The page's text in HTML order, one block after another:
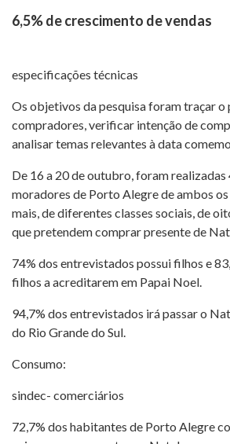
6,5% de crescimento de vendas
especificações técnicas
Os objetivos da pesquisa foram traçar o
compradores, verificar intenção de
analisar temas relevantes à data
De 16 a 20 de outubro, foram
moradores de Porto Alegre de ambos os
mais, de diferentes classes sociais, de
que pretendem comprar presente de
74% dos entrevistados possui filhos e
filhos a acreditarem em Papai Noel.
94,7% dos entrevistados irá passar o
do Rio Grande do Sul.
Consumo:
sindec- comerciários
72,7% dos habitantes de Porto Alegre